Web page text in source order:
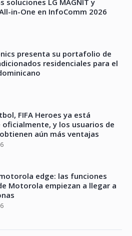
in-One en InfoComm 2026
presenta su portafolio de
residenciales para el
FIFA Heroes ya está
oficialmente, y los usuarios de
aún más ventajas
edge: las funciones
Motorola empiezan a llegar a